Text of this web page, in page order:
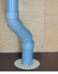
・埋め戻し作
事/3ｍまで）
水管工事/3ｍ超
処理・清掃・修
など（軽作業）
処理・清掃・修